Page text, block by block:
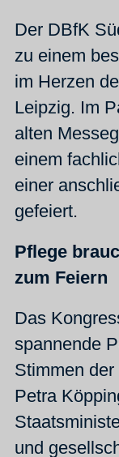
Der DBfK
zu einem
im Herzen
Leipzig. Im
alten
einem
einer
gefeiert.
Pflege
zum Feiern
Das
spannende
Stimmen
Petra
und